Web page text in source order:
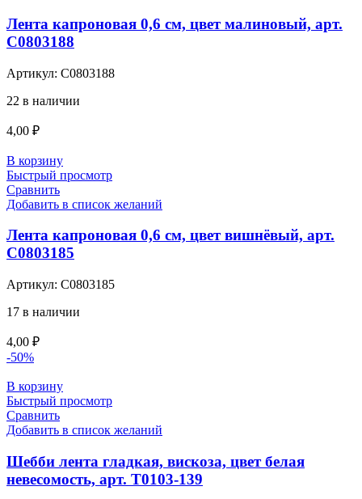
Лента капроновая 0,6 см, цвет малиновый, арт.
С0803188
Артикул: С0803188
22 в наличии
4,00 ₽
В корзину
Быстрый просмотр
Сравнить
Добавить в список желаний
Лента капроновая 0,6 см, цвет вишнёвый, арт.
С0803185
Артикул: С0803185
17 в наличии
4,00 ₽
-50%
В корзину
Быстрый просмотр
Сравнить
Добавить в список желаний
Шебби лента гладкая, вискоза, цвет белая
невесомость, арт. Т0103-139